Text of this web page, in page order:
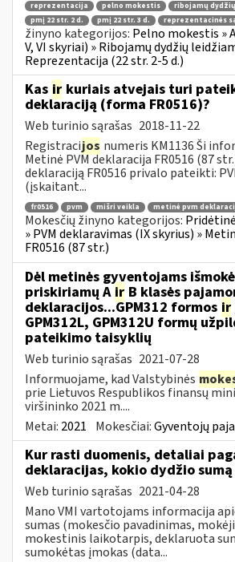
reprezentacija pelno mokestis
ribojamų
pmį 22 str. 2 d.
pmį 22 str. 3 d. reprezentacinės
žinyno kategorijos: Pelno mokestis »
V, VI skyriai) » Ribojamų dydžių
Reprezentacija (22 str. 2-5 d.)
Kas ir kuriais atvejais turi
deklaraciją (forma FR0516)?
Web turinio sąrašas 2018-11-22
Registracijos numeris KM1136 Ši
Metinė PVM deklaracija FR0516 (87
deklaraciją FR0516 privalo pateikti:
(įskaitant...
fr0516 pvm mišri veikla metinė pvm
Mokesčių žinyno kategorijos:
» PVM deklaravimas (IX skyrius) »
FR0516 (87 str.)
Dėl metinės gyventojams
priskiriamų A ir B klasės
deklaracijos...GPM312 formos ir
GPM312L, GPM312U formų
pateikimo taisyklių
Web turinio sąrašas 2021-07-28
Informuojame, kad Valstybinės
prie Lietuvos Respublikos finansų
viršininko 2021 m....
Metai: 2021 Mokesčiai:Gyventojų
Kur rasti duomenis, detaliai
deklaracijas, kokio dydžio
Web turinio sąrašas 2021-04-28
Mano VMI vartotojams informacija
sumas (mokesčio pavadinimas,
mokestinis laikotarpis, deklaruota
sumokėtas įmokas (data...